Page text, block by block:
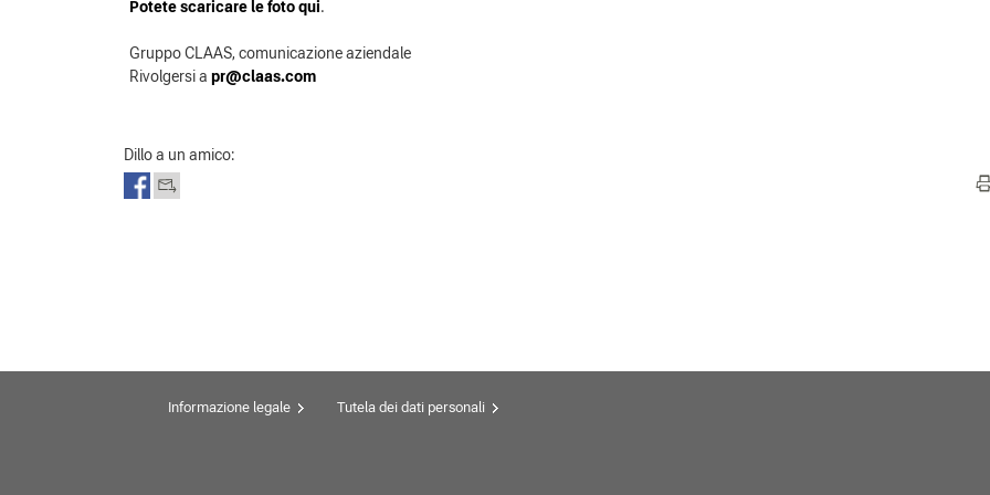
Potete scaricare le foto qui.
Gruppo CLAAS, comunicazione aziendale
Rivolgersi a pr@claas.com
Dillo a un amico:
Informazione legale Tutela dei dati personali